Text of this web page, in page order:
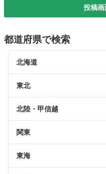
投稿
都道府県で検索
北海道
東北
北陸・甲信越
関東
東海